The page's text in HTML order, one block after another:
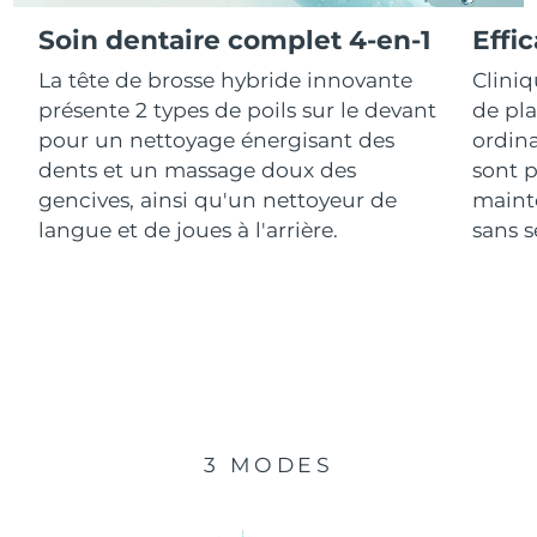
Soin dentaire complet 4-en-1
La tête de brosse hybride innovante
présente 2 types de poils sur le devant
pour un nettoyage énergisant des
dents et un massage doux des
gencives, ainsi qu'un nettoyeur de
langue et de joues à l'arrière.
de
sont
sans
3 MODES
R.A.S. chinoise de
Macao
Malaisie Livraison estimée 11/08/2026
Malte Livraison estimée 08/08/2026
Mexique
Livraison estimée